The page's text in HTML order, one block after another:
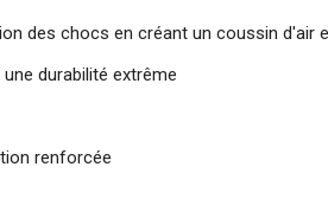
des chocs en créant un coussin d'air
durabilité extrême
renforcée